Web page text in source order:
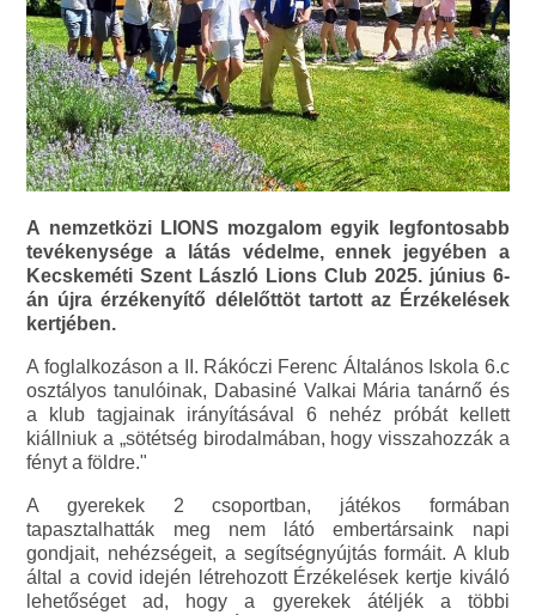
A nemzetközi LIONS mozgalom egyik legfontosabb
tevékenysége a látás védelme, ennek jegyében a
Kecskeméti Szent László Lions Club 2025. június 6-
án újra érzékenyítő délelőttöt tartott az Érzékelések
kertjében.
A foglalkozáson a II. Rákóczi Ferenc Általános Iskola 6.c
osztályos tanulóinak, Dabasiné Valkai Mária tanárnő és
a klub tagjainak irányításával 6 nehéz próbát kellett
kiállniuk a „sötétség birodalmában, hogy visszahozzák a
fényt a földre."
A gyerekek 2 csoportban, játékos formában
tapasztalhatták meg nem látó embertársaink napi
gondjait, nehézségeit, a segítségnyújtás formáit. A klub
által a covid idején létrehozott Érzékelések kertje kiváló
lehetőséget ad, hogy a gyerekek átéljék a többi